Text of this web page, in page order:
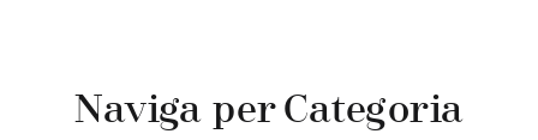
Naviga per Categoria